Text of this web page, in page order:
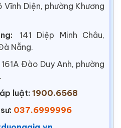
Vĩnh Diện, phường Khương
141 Diệp Minh Châu,
Nẵng.
161A Đào Duy Anh, phường
luật: 1900.6568
037.6999996